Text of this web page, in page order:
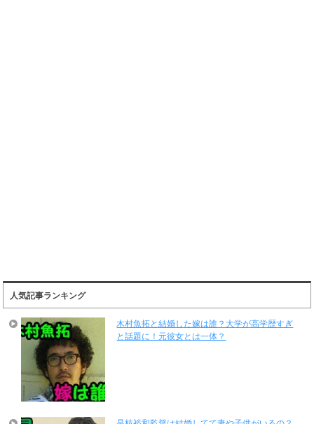
人気記事ランキング
木村魚拓と結婚した嫁は誰？大学が高学歴すぎ
と話題に！元彼女とは一体？